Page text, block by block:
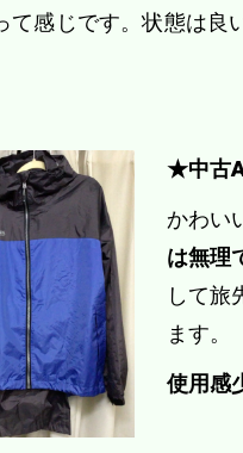
て感じです。状態は良
★中古
かわい
は無理
して旅
ます。
使用感